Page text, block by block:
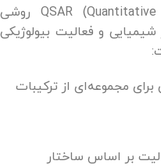
QSAR (Quantitative Structure-Activity Relationship) روشی
و فعالیت بیولوژیکی
مجموعه‌ای از ترکیبات
بر اساس ساختار